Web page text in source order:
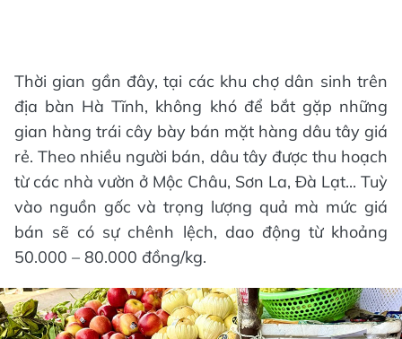
Thời gian gần đây, tại các khu chợ dân sinh trên
địa bàn Hà Tĩnh, không khó để bắt gặp những
gian hàng trái cây bày bán mặt hàng dâu tây giá
rẻ. Theo nhiều người bán, dâu tây được thu hoạch
từ các nhà vườn ở Mộc Châu, Sơn La, Đà Lạt... Tuỳ
vào nguồn gốc và trọng lượng quả mà mức giá
bán sẽ có sự chênh lệch, dao động từ khoảng
50.000 – 80.000 đồng/kg.